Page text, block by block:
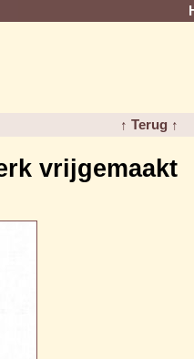
↑ Terug ↑
vrijgemaakt